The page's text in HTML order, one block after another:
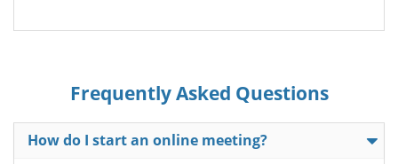
Frequently Asked Questions
How do I start an online meeting?